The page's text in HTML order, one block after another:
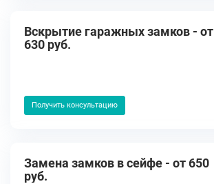
Вскрытие гаражных замков - от
630 руб.
Получить консультацию
Замена замков в сейфе - от 650
руб.